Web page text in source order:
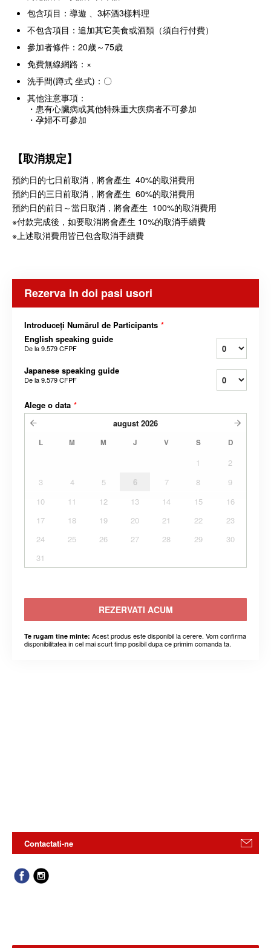
包含項目：導遊 、3杯酒3樣料理
不包含項目：追加其它美食或酒類（須自行付費）
參加者條件：20歳～75歳
免費無線網路：×
洗手間(蹲式 坐式)：〇
其他注意事項：
・患有心臟病或其他特殊重大疾病者不可參加
・孕婦不可參加
【取消規定】
預約日的七日前取消，將會產生 40%的取消費用
預約日的三日前取消，將會產生 60%的取消費用
預約日的前日～當日取消，將會產生 100%的取消費用
※付款完成後，如要取消將會產生 10%的取消手續費
※上述取消費用皆已包含取消手續費
Rezerva In doi pasi usori
Introduceți Numărul de Participants *
English speaking guide
De la9.579 CFPF
Japanese speaking guide
De la9.579 CFPF
Alege o data *
august 2026
L M M J V S D
1
2
3
4 5 6 7 8
9
10
11 12 13 14 15
16
17
18 19 20 21 22
23
24
25 26 27 28 29
30
31
REZERVATI ACUM
Te rugam tine minte: Acest produs este disponibil la cerere. Vom confirma
disponibilitatea in cel mai scurt timp posibil dupa ce primim comanda ta.
Contactati-ne